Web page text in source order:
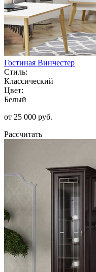
Гостиная Винчестер
Стиль:
Классический
Цвет:
Белый
от 25 000 руб.
Рассчитать